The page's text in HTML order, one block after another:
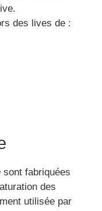
des lives de :
sont fabriquées
des
utilisée par